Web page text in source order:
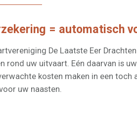
= automatisch
De Laatste Eer
rond uw uitvaart. Eén daarvan is
kosten maken in een
uw naasten.